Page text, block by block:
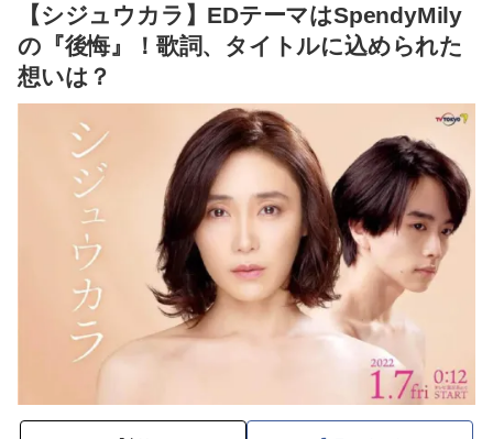
【シジュウカラ】EDテーマはSpendyMily
の『後悔』！歌詞、タイトルに込められた
想いは？